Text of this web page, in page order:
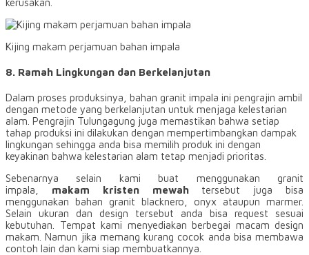
kerusakan.
Kijing makam perjamuan bahan impala
8. Ramah Lingkungan dan Berkelanjutan
Dalam proses produksinya, bahan granit impala ini pengrajin ambil
dengan metode yang berkelanjutan untuk menjaga kelestarian
alam. Pengrajin Tulungagung juga memastikan bahwa setiap
tahap produksi ini dilakukan dengan mempertimbangkan dampak
lingkungan sehingga anda bisa memilih produk ini dengan
keyakinan bahwa kelestarian alam tetap menjadi prioritas.
Sebenarnya selain kami buat menggunakan granit
impala, makam kristen mewah tersebut juga bisa
menggunakan bahan granit blacknero, onyx ataupun marmer.
Selain ukuran dan design tersebut anda bisa request sesuai
kebutuhan. Tempat kami menyediakan berbegai macam design
makam. Namun jika memang kurang cocok anda bisa membawa
contoh lain dan kami siap membuatkannya.